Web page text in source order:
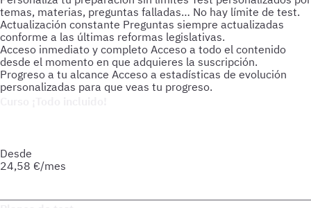
temas, materias, preguntas falladas… No hay límite de test.
Actualización constante Preguntas siempre actualizadas
conforme a las últimas reformas legislativas.
Acceso inmediato y completo Acceso a todo el contenido
desde el momento en que adquieres la suscripción.
Progreso a tu alcance Acceso a estadísticas de evolución
personalizadas para que veas tu progreso.
Desde
24,58 €/mes